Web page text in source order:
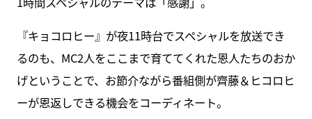
『キョコロヒー』が夜11時台でスペシャルを放送でき
るのも、MC2人をここまで育ててくれた恩人たちのおか
げということで、お節介ながら番組側が齊藤＆ヒコロヒ
ーが恩返しできる機会をコーディネート。